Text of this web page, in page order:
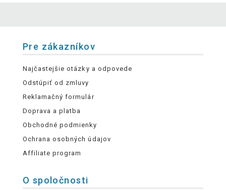
Pre zákazníkov
Najčastejšie otázky a odpovede
Odstúpiť od zmluvy
Reklamačný formulár
Doprava a platba
Obchodné podmienky
Ochrana osobných údajov
Affiliate program
O spoločnosti